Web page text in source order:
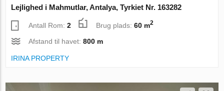
Lejlighed i Mahmutlar, Antalya, Tyrkiet Nr. 163282
Antall Rom:2 Brug plads:60 m2
Afstand til havet:800 m
IRINA PROPERTY